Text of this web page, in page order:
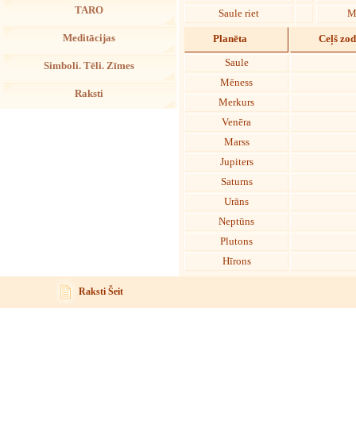
TARO
Meditācijas
Simboli. Tēli. Zīmes
Raksti
Saule riet
Planēta Ceļš
Saule
Mēness
Merkurs
Venēra
Marss
Jupiters
Saturns
Urāns
Neptūns
Plutons
Hīrons
Raksti Šeit